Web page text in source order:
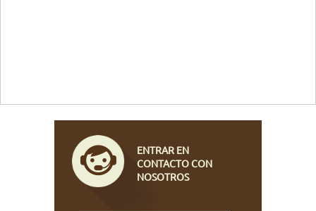
ENTRAR EN
CONTACTO CON
NOSOTROS